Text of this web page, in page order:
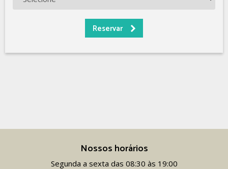
Nossos horários
Segunda a sexta das 08:30 às 19:00